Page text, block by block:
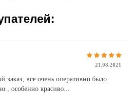
21.08.2021
заказ, все очень оперативно было
, особенно красиво...